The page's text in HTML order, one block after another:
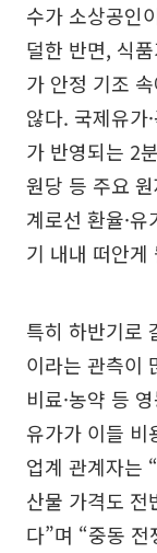
수가 소상공인
덜한 반면, 식
가 안정 기조
않다. 국제유가
가 반영되는 2
원당 등 주요
계로선 환율·유
기 내내 떠안게
특히 하반기로
이라는 관측이
비료·농약 등
유가가 이들 비
업계 관계자는
산물 가격도 전
다”며 “중동